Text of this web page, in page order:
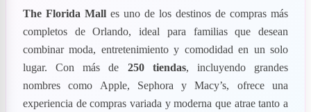
The Florida Mall es uno de los destinos de compras más
completos de Orlando, ideal para familias que desean
combinar moda, entretenimiento y comodidad en un solo
lugar. Con más de 250 tiendas, incluyendo grandes
nombres como Apple, Sephora y Macy’s, ofrece una
experiencia de compras variada y moderna que atrae tanto a